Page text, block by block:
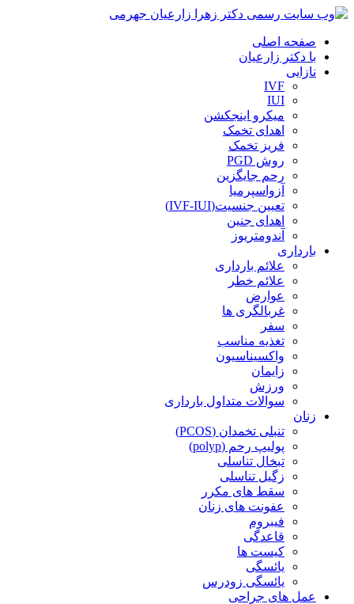
صفحه اصلی
با دکتر زارعیان
نازایی
IVF
IUI
میکرو اینجکشن
اهدای تخمک
فریز تخمک
روش PGD
رحم جایگزین
آزواسپرمیا
تعیین جنسیت(IVF-IUI)
اهدای جنین
آندومتریوز
بارداری
علائم بارداری
علائم خطر
عوارض
غربالگری ها
سفر
تغذیه مناسب
واکسیناسیون
زایمان
ورزش
سوالات متداول بارداری
زنان
تنبلی تخمدان (PCOS)
پولیپ رحم (polyp)
تبخال تناسلی
زگیل تناسلی
سقط های مکرر
عفونت های زنان
فیبروم
قاعدگی
کیست ها
یائسگی
یائسگی زودرس
عمل های جراحی